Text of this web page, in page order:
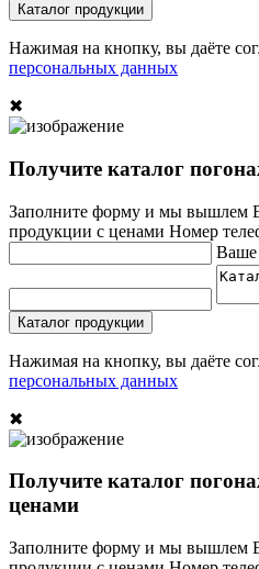
Каталог продукции
Нажимая на кнопку, вы даёте
персональных данных
✖
Получите каталог
Заполните форму и мы вышлем
продукции с ценами Номер
Ваше
Каталог продукции
Нажимая на кнопку, вы даёте
персональных данных
✖
Получите каталог
ценами
Заполните форму и мы вышлем